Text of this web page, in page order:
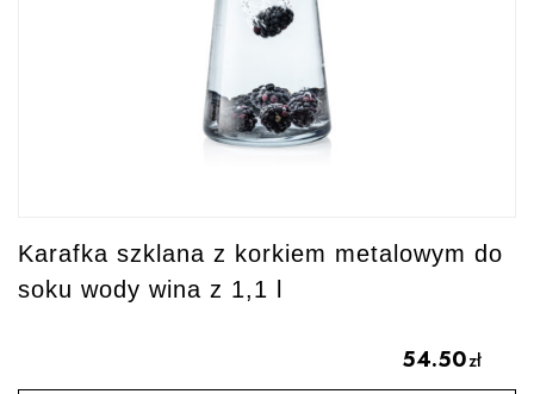
Karafka szklana z korkiem metalowym do
soku wody wina z 1,1 l
54.50zł